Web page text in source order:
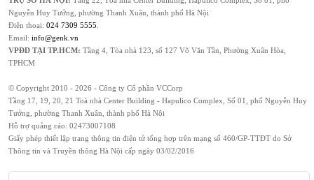
Nguyễn Huy Tưởng, phường Thanh Xuân, thành phố Hà Nội
Điện thoại: 024 7309 5555
Email: info@genk.vn
VPĐD TẠI TP.HCM: Tầng 4, Tòa nhà 123, số 127 Võ Văn Tần, Phường Xuân Hòa,
TPHCM
© Copyright 2010 - 2026 - Công ty Cổ phần VCCorp
Tầng 17, 19, 20, 21 Toà nhà Center Building - Hapulico Complex, Số 01, phố Nguyễn Huy
Tưởng, phường Thanh Xuân, thành phố Hà Nội
Hỗ trợ quảng cáo: 02473007108
Giấy phép thiết lập trang thông tin điện tử tổng hợp trên mạng số 460/GP-TTĐT do Sở
Thông tin và Truyền thông Hà Nội cấp ngày 03/02/2016